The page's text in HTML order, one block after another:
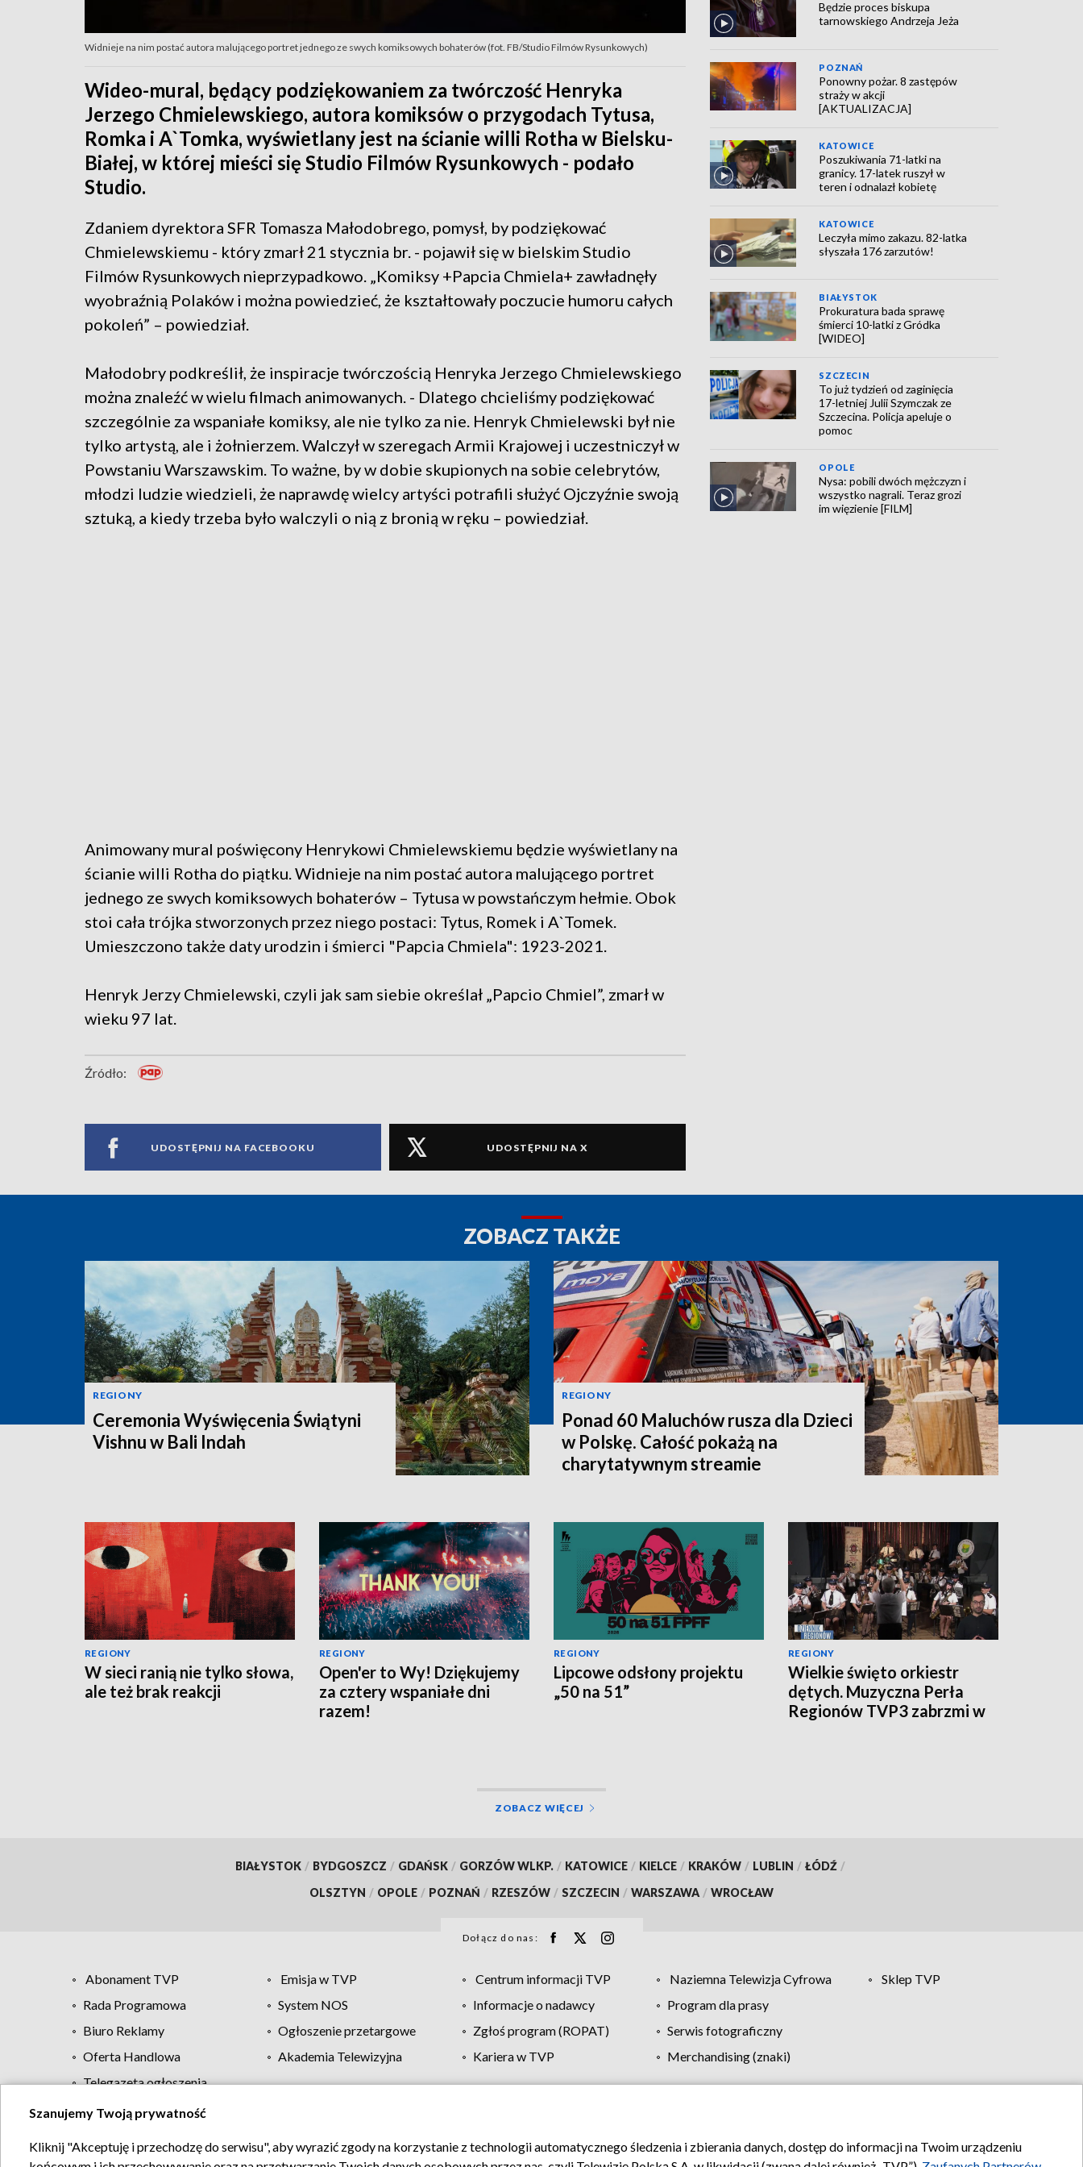
Widnieje na nim postać autora malującego portret jednego ze swych komiksowych bohaterów (fot. FB/Studio Filmów Rysunkowych)
Wideo-mural, będący podziękowaniem za twórczość Henryka
Jerzego Chmielewskiego, autora komiksów o przygodach Tytusa,
Romka i A`Tomka, wyświetlany jest na ścianie willi Rotha w Bielsku-
Białej, w której mieści się Studio Filmów Rysunkowych - podało
Studio.
Zdaniem dyrektora SFR Tomasza Małodobrego, pomysł, by podziękować
Chmielewskiemu - który zmarł 21 stycznia br. - pojawił się w bielskim Studio
Filmów Rysunkowych nieprzypadkowo. „Komiksy +Papcia Chmiela+ zawładnęły
wyobraźnią Polaków i można powiedzieć, że kształtowały poczucie humoru całych
pokoleń” – powiedział.
Małodobry podkreślił, że inspiracje twórczością Henryka Jerzego Chmielewskiego
można znaleźć w wielu filmach animowanych. - Dlatego chcieliśmy podziękować
szczególnie za wspaniałe komiksy, ale nie tylko za nie. Henryk Chmielewski był nie
tylko artystą, ale i żołnierzem. Walczył w szeregach Armii Krajowej i uczestniczył w
Powstaniu Warszawskim. To ważne, by w dobie skupionych na sobie celebrytów,
młodzi ludzie wiedzieli, że naprawdę wielcy artyści potrafili służyć Ojczyźnie swoją
sztuką, a kiedy trzeba było walczyli o nią z bronią w ręku – powiedział.
Animowany mural poświęcony Henrykowi Chmielewskiemu będzie wyświetlany na
ścianie willi Rotha do piątku. Widnieje na nim postać autora malującego portret
jednego ze swych komiksowych bohaterów – Tytusa w powstańczym hełmie. Obok
stoi cała trójka stworzonych przez niego postaci: Tytus, Romek i A`Tomek.
Umieszczono także daty urodzin i śmierci "Papcia Chmiela": 1923-2021.
Henryk Jerzy Chmielewski, czyli jak sam siebie określał „Papcio Chmiel”, zmarł w
wieku 97 lat.
Źródło:
UDOSTĘPNIJ NA FACEBOOKU UDOSTĘPNIJ NA X
Będzie proces biskupa
tarnowskiego Andrzeja Jeża
POZNAŃ
Ponowny pożar. 8 zastępów
straży w akcji
[AKTUALIZACJA]
KATOWICE
Poszukiwania 71-latki na
granicy. 17-latek ruszył w
teren i odnalazł kobietę
KATOWICE
Leczyła mimo zakazu. 82-latka
słyszała 176 zarzutów!
BIAŁYSTOK
Prokuratura bada sprawę
śmierci 10-latki z Gródka
[WIDEO]
SZCZECIN
To już tydzień od zaginięcia
17-letniej Julii Szymczak ze
Szczecina. Policja apeluje o
pomoc
OPOLE
Nysa: pobili dwóch mężczyzn i
wszystko nagrali. Teraz grozi
im więzienie [FILM]
ZOBACZ TAKŻE
REGIONY
Ceremonia Wyświęcenia Świątyni
Vishnu w Bali Indah
REGIONY
Ponad 60 Maluchów rusza dla Dzieci
w Polskę. Całość pokażą na
charytatywnym streamie
REGIONY
W sieci ranią nie tylko słowa,
ale też brak reakcji
REGIONY
Open'er to Wy! Dziękujemy
za cztery wspaniałe dni
razem!
REGIONY
Lipcowe odsłony projektu
„50 na 51”
REGIONY
Wielkie święto orkiestr
dętych. Muzyczna Perła
Regionów TVP3 zabrzmi w
ZOBACZ WIĘCEJ
BIAŁYSTOK / BYDGOSZCZ / GDAŃSK / GORZÓW WLKP. / KATOWICE / KIELCE / KRAKÓW / LUBLIN / ŁÓDŹ /
OLSZTYN / OPOLE / POZNAŃ / RZESZÓW / SZCZECIN / WARSZAWA / WROCŁAW
Dołącz do nas:
Abonament TVP Emisja w TVP Centrum informacji TVP Naziemna Telewizja Cyfrowa
Sklep TVP
Rada Programowa
System NOS Informacje o nadawcy
Program dla prasy
Biuro Reklamy
Ogłoszenie przetargowe Zgłoś program (ROPAT)
Serwis fotograficzny
Oferta Handlowa
Akademia Telewizyjna Kariera w TVP
Merchandising (znaki)
Telegazeta ogłoszenia
Regulamin TVP Polityka prywatności Moje zgody Pomoc Biuro reklamy Kontakt
Szanujemy Twoją prywatność
Kliknij "Akceptuję i przechodzę do serwisu", aby wyrazić zgody na korzystanie z technologii automatycznego śledzenia i zbierania danych, dostęp do informacji na Twoim urządzeniu